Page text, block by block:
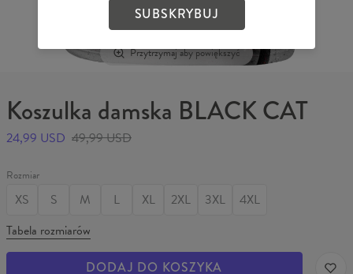
Przytrzymaj aby powiększyć
Koszulka damska BLACK CAT
24,99 USD 49,99 USD
Rozmiar
XS S M L XL 2XL 3XL
4XL
Tabela rozmiarów
DODAJ DO KOSZYKA
SUBSKRYBUJ